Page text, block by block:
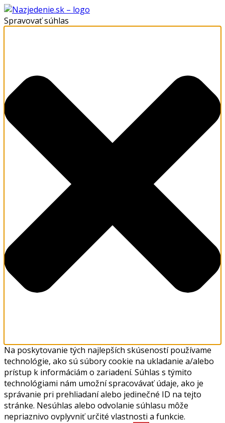
Spravovať súhlas
Na poskytovanie tých najlepších skúseností používame
technológie, ako sú súbory cookie na ukladanie a/alebo
prístup k informáciám o zariadení. Súhlas s týmito
technológiami nám umožní spracovávať údaje, ako je
správanie pri prehliadaní alebo jedinečné ID na tejto
stránke. Nesúhlas alebo odvolanie súhlasu môže
nepriaznivo ovplyvniť určité vlastnosti a funkcie.